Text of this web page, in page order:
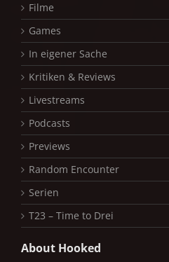
Filme
Games
In eigener Sache
Kritiken & Reviews
Livestreams
Podcasts
Previews
Random Encounter
Serien
T23 – Time to Drei
About Hooked